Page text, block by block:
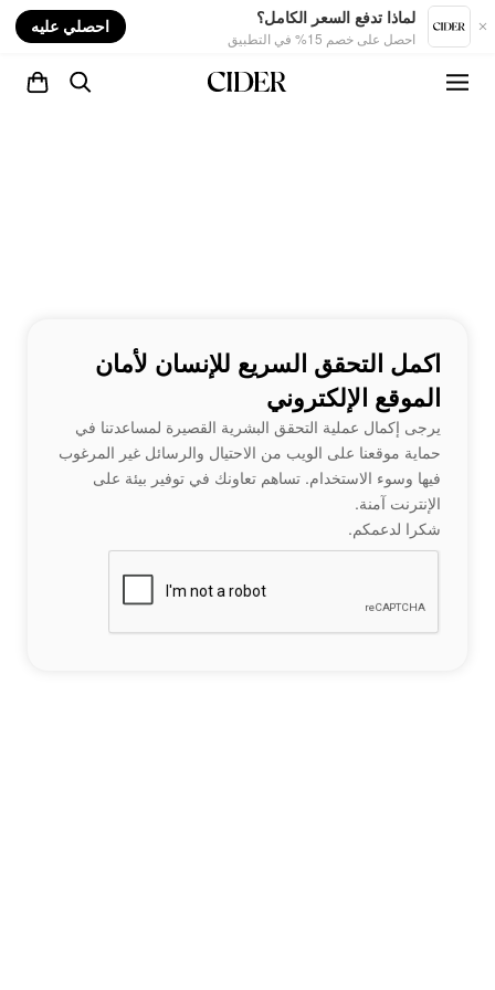
لماذا تدفع السعر الكامل؟
احصل على خصم 15% في التطبيق
احصلي عليه
اكمل التحقق السريع للإنسان لأمان
الموقع الإلكتروني
يرجى إكمال عملية التحقق البشرية القصيرة لمساعدتنا في
حماية موقعنا على الويب من الاحتيال والرسائل غير المرغوب
فيها وسوء الاستخدام. تساهم تعاونك في توفير بيئة على
الإنترنت آمنة.
شكرا لدعمكم.